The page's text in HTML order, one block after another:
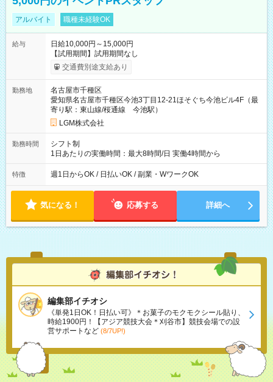
アルバイト 職種未経験OK
給与
日給10,000円～15,000円
【試用期間】試用期間なし
交通費別途支給あり
勤務地
名古屋市千種区
愛知県名古屋市千種区今池3丁目12-21ほそぐち今池ビル4F（最
寄り駅：東山線/桜通線 今池駅）
LGM株式会社
勤務時間
シフト制
1日あたりの実働時間：最大8時間/日 実働4時間から
特徴 週1日からOK / 日払いOK / 副業・WワークOK
気になる！ 応募する 詳細へ
編集部イチオシ
《単発1日OK！日払い可》＊お菓子のモクモクシール貼り、
時給1900円！【アジア競技大会＊刈谷市】競技会場での設
営サポートなど (8/7UP!)